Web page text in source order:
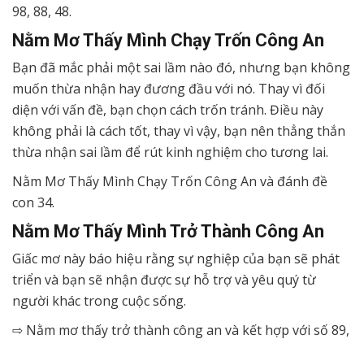
98, 88, 48.
Nằm Mơ Thấy Mình Chạy Trốn Công An
Bạn đã mắc phải một sai lầm nào đó, nhưng bạn không
muốn thừa nhận hay đương đầu với nó. Thay vì đối
diện với vấn đề, bạn chọn cách trốn tránh. Điều này
không phải là cách tốt, thay vì vậy, bạn nên thẳng thắn
thừa nhận sai lầm để rút kinh nghiệm cho tương lai.
Nằm Mơ Thấy Mình Chạy Trốn Công An và đánh đề
con 34.
Nằm Mơ Thấy Mình Trở Thành Công An
Giấc mơ này báo hiệu rằng sự nghiệp của bạn sẽ phát
triển và bạn sẽ nhận được sự hỗ trợ và yêu quý từ
người khác trong cuộc sống.
⇨ Nằm mơ thấy trở thành công an và kết hợp với số 89,